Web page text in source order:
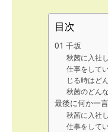
目次
01 千坂
秋茜に入社
仕事をして
じる時はど
秋茜のどん
最後に何か一言
秋茜に入社
仕事をして